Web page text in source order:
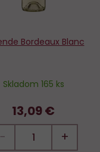
Bordeaux Blanc
Skladom 165 ks
13,09 €
− +